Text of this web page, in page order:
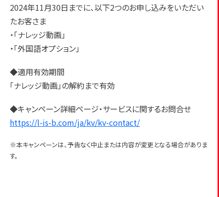
2024年11月30日までに、以下2つのお申し込みをいただい
たお客さま
・「ナレッジ動画」
・「外国語オプション」
◆適用有効期間
「ナレッジ動画」の解約まで有効
◆キャンペーン詳細ページ・サービスに関するお問合せ
https://l-is-b.com/ja/kv/kv-contact/
※本キャンペーンは、予告なく中止または内容が変更となる場合がありま
す。